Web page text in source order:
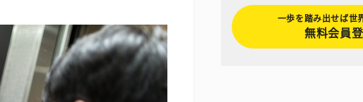
一歩を踏み出せば世
無料会員